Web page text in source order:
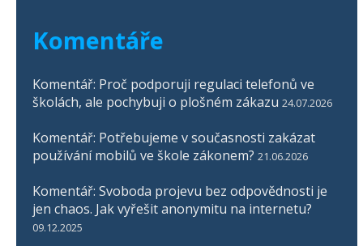
Komentáře
Komentář: Proč podporuji regulaci telefonů ve
školách, ale pochybuji o plošném zákazu 24.07.2026
Komentář: Potřebujeme v současnosti zakázat
používání mobilů ve škole zákonem? 21.06.2026
Komentář: Svoboda projevu bez odpovědnosti je
jen chaos. Jak vyřešit anonymitu na internetu?
09.12.2025